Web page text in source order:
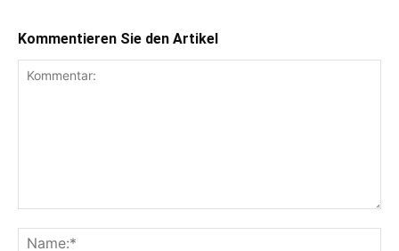
Kommentieren Sie den Artikel